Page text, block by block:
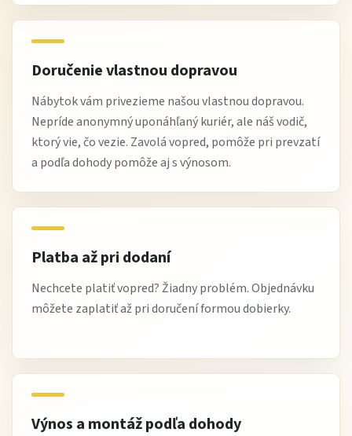
Doručenie vlastnou dopravou
Nábytok vám privezieme našou vlastnou dopravou.
Nepríde anonymný uponáhľaný kuriér, ale náš vodič,
ktorý vie, čo vezie. Zavolá vopred, pomôže pri prevzatí
a podľa dohody pomôže aj s výnosom.
Platba až pri dodaní
Nechcete platiť vopred? Žiadny problém. Objednávku
môžete zaplatiť až pri doručení formou dobierky.
Výnos a montáž podľa dohody